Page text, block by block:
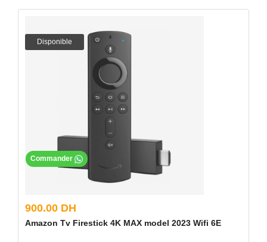
Disponible
900.00 DH
Amazon Tv Firestick 4K MAX model 2023 Wifi 6E
Commander